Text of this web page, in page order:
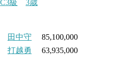
C3級 3歳
田中守 85,100,000
打越勇
63,935,000